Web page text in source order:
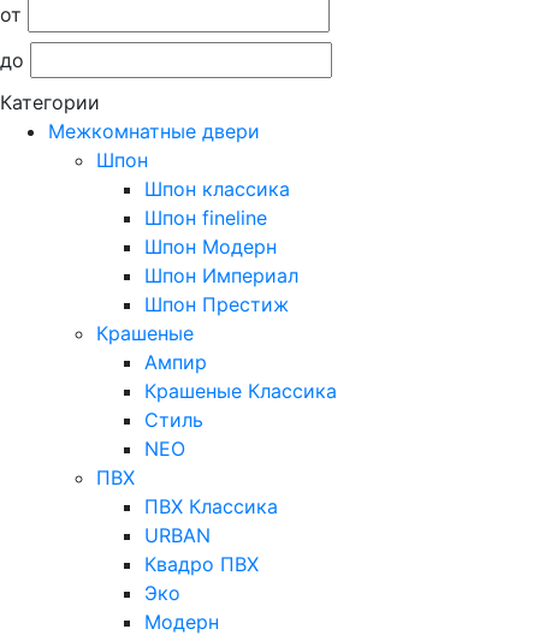
от
до
Категории
Межкомнатные двери
Шпон
Шпон классика
Шпон fineline
Шпон Модерн
Шпон Империал
Шпон Престиж
Крашеные
Ампир
Крашеные Классика
Стиль
NEO
ПВХ
ПВХ Классика
URBAN
Квадро ПВХ
Эко
Модерн